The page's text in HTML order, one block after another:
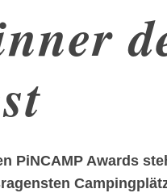
PiNCAMP Awards